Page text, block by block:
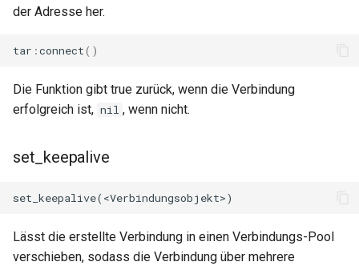
jpeg
jwt
der Adresse her.
tar :connect()
Die Funktion gibt true zurück, wenn die Verbindung
erfolgreich ist, nil , wenn nicht.
set_keepalive
Lässt die erstellte Verbindung in einen Verbindungs-Pool
verschieben, sodass die Verbindung über mehrere